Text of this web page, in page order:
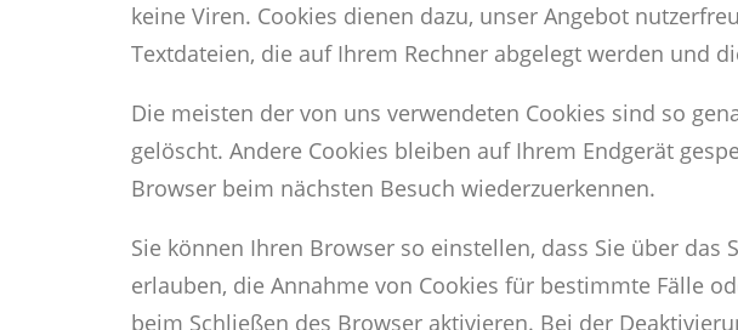
keine Viren. Cookies dienen dazu, unser Angebot
Textdateien, die auf Ihrem Rechner abgelegt werden und
Die meisten der von uns verwendeten Cookies sind so
gelöscht. Andere Cookies bleiben auf Ihrem Endgerät
Browser beim nächsten Besuch wiederzuerkennen.
Sie können Ihren Browser so einstellen, dass Sie über
erlauben, die Annahme von Cookies für bestimmte Fälle
beim Schließen des Browser aktivieren. Bei der